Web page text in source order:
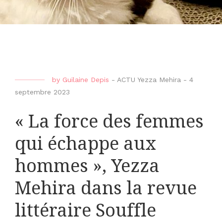
by Guilaine Depis - ACTU Yezza Mehira - 4
septembre 2023
« La force des femmes
qui échappe aux
hommes », Yezza
Mehira dans la revue
littéraire Souffle